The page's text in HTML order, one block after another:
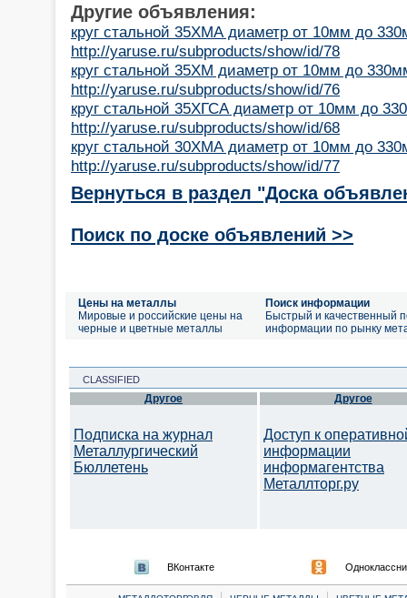
Другие объявления:
круг стальной 35ХМА диаметр от 10мм до
http://yaruse.ru/subproducts/show/id/78
круг стальной 35ХМ диаметр от 10мм до
http://yaruse.ru/subproducts/show/id/76
круг стальной 35ХГСА диаметр от 10мм до
http://yaruse.ru/subproducts/show/id/68
круг стальной 30ХМА диаметр от 10мм до
http://yaruse.ru/subproducts/show/id/77
Вернуться в раздел "Доска
Поиск по доске объявлений >>
Цены на металлы
Мировые и российские цены на
черные и цветные металлы
Поиск информации
Быстрый и качественный
информации по рынку
CLASSIFIED
Другое
Подписка на журнал
Металлургический
Бюллетень
Другое
Доступ к
информации
информагентства
Металлторг.ру
ВКонтакте